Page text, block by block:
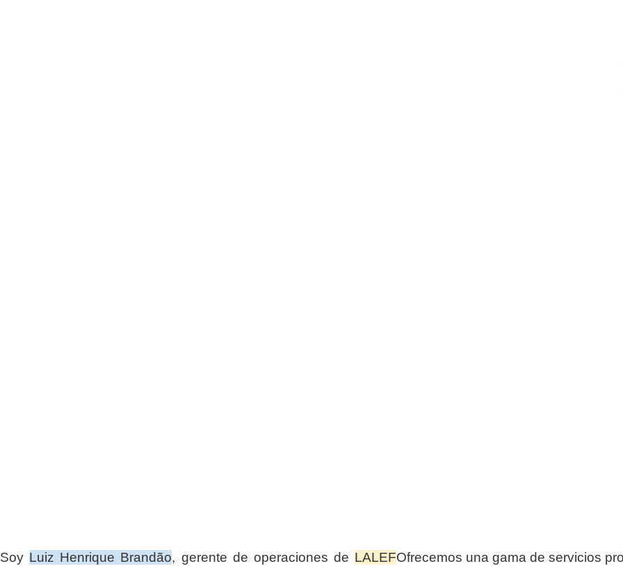
Soy Luiz Henrique Brandão, gerente de operaciones de LALEFOfrecemos una gama de servicios